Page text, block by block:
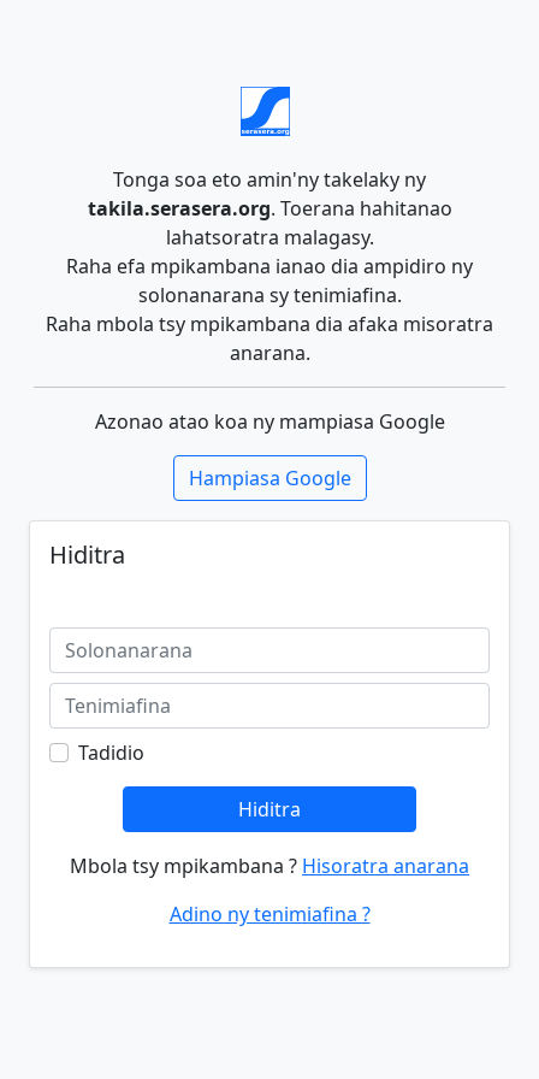
Tonga soa eto amin'ny takelaky ny
takila.serasera.org. Toerana hahitanao
lahatsoratra malagasy.
Raha efa mpikambana ianao dia ampidiro ny
solonanarana sy tenimiafina.
Raha mbola tsy mpikambana dia afaka misoratra
anarana.
Azonao atao koa ny mampiasa Google
Hampiasa Google
Hiditra
Tadidio
Hiditra
Mbola tsy mpikambana ? Hisoratra anarana
Adino ny tenimiafina ?